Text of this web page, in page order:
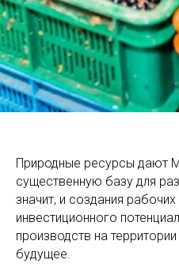
Природные ресурсы дают
существенную базу для
значит, и создания
инвестиционного
производств на
будущее.